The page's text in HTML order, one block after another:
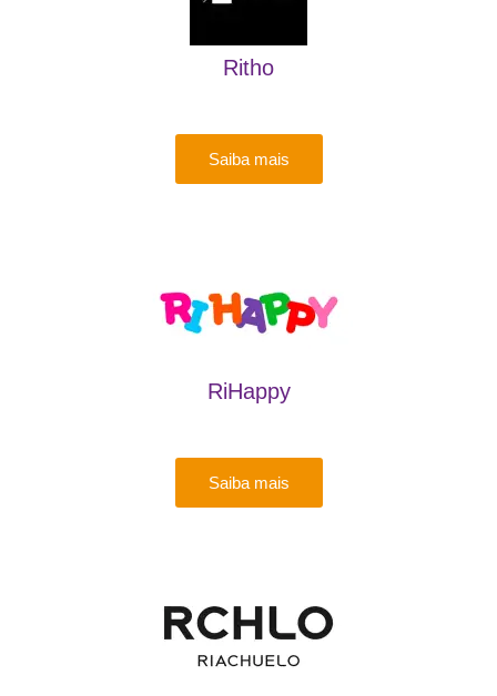
Ritho
Saiba mais
RiHappy
Saiba mais